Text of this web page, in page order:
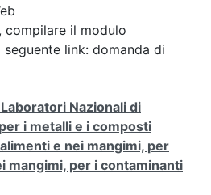
compilare il modulo
link: domanda di
Nazionali di
i metalli e i composti
e nei mangimi, per
mangimi, per i contaminanti